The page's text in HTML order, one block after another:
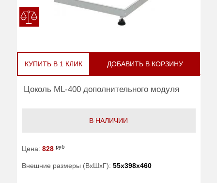
КУПИТЬ В 1 КЛИК ДОБАВИТЬ В КОРЗИНУ
Цоколь ML-400 дополнительного модуля
В НАЛИЧИИ
Цена: 828 руб
Внешние размеры (ВхШхГ): 55x398x460